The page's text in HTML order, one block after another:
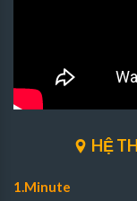
HỆ
1.Minute